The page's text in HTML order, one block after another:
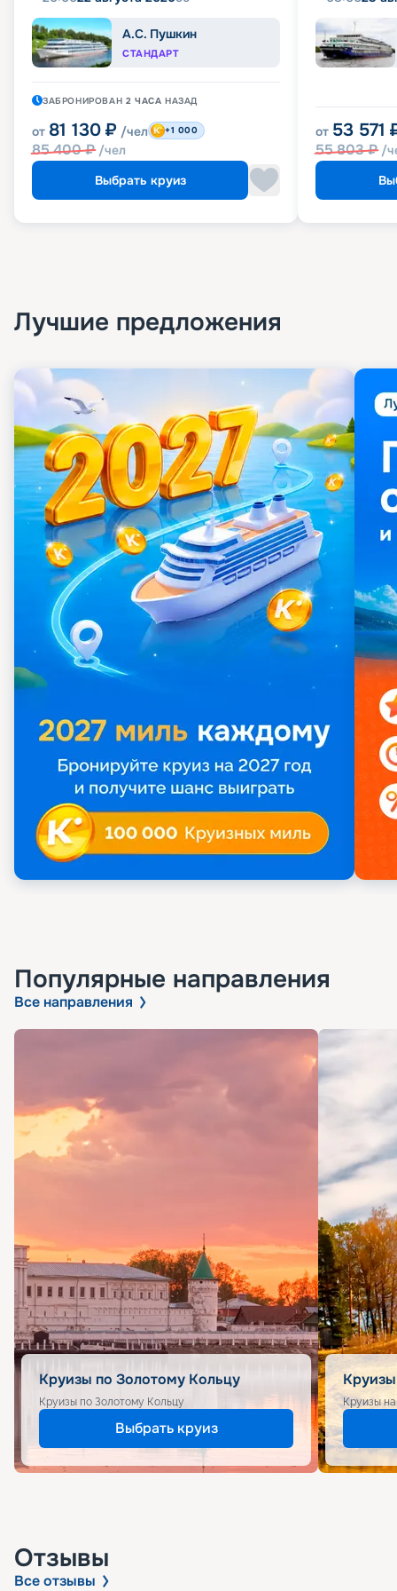
А.С. Пушкин
СТАНДАРТ
ЗАБРОНИРОВАН 2 ЧАСА НАЗАД
от 81 130 ₽ /чел
85 400₽ /чел
+1 000
Выбрать круиз
от 53 571
55 803₽ /
Лучшие предложения
Популярные направления
Все направления
Круизы по Золотому Кольцу
Круизы по Золотому Кольцу
Выбрать круиз
Круизы
Отзывы
Все отзывы